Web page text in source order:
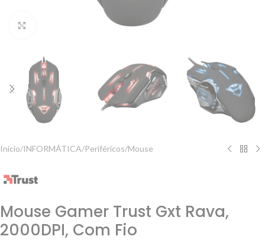
Início/INFORMÁTICA/Periféricos/Mouse
Mouse Gamer Trust Gxt Rava,
2000DPI, Com Fio